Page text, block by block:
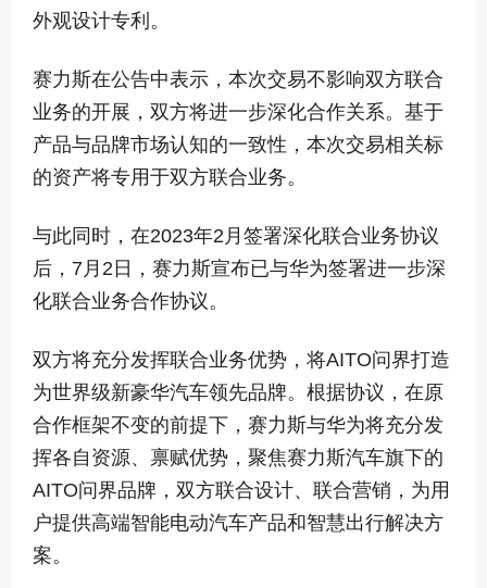
外观设计专利。
赛力斯在公告中表示，本次交易不影响双方联合
业务的开展，双方将进一步深化合作关系。基于
产品与品牌市场认知的一致性，本次交易相关标
的资产将专用于双方联合业务。
与此同时，在2023年2月签署深化联合业务协议
后，7月2日，赛力斯宣布已与华为签署进一步深
化联合业务合作协议。
双方将充分发挥联合业务优势，将AITO问界打造
为世界级新豪华汽车领先品牌。根据协议，在原
合作框架不变的前提下，赛力斯与华为将充分发
挥各自资源、禀赋优势，聚焦赛力斯汽车旗下的
AITO问界品牌，双方联合设计、联合营销，为用
户提供高端智能电动汽车产品和智慧出行解决方
案。